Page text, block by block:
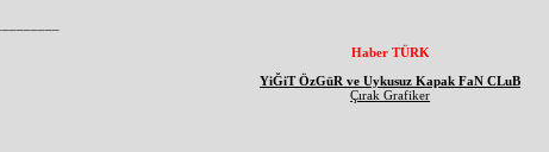
Haber TÜRK
YiĞiT ÖzGüR ve Uykusuz Kapak FaN CLuB
Çırak Grafiker